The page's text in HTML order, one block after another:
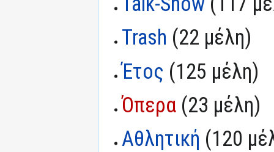
Trash ‏‎ (22 μέλη)
Έτος ‏‎ (125 μέλη)
Όπερα ‏‎ (23 μέλη)
Αθλητική (120